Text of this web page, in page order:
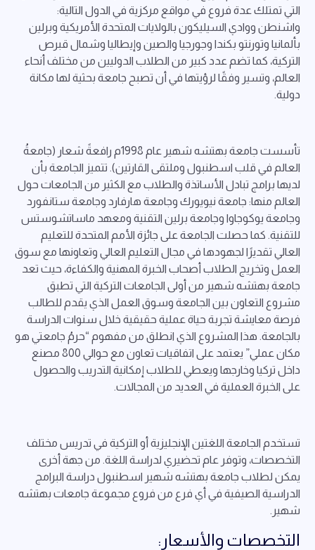
التي تمتلك عدة فروع في مواقع مركزية في الدول التالية:
واشنطن ووادي السيليكون بالولايات المتحدة الأمريكية وبرلين
بألمانيا وتورنتو بكندا وجورجيا والصين وإيطاليا وشمال قبرص
التركية، كما تضم عدد كبير من الطلاب الدوليين من مختلف أنحاء
العالم، وتسير وفقًا لرؤيتها في أن تصبح جامعة بحثية لها مكانة
دولية.
تأسست جامعة بهتشه شهير عام 1998م رافعةً شعار (جامعةُ
العالم في قلب اسطنبول وملتقى القارتين). تتميز الجامعة بأن
لديها برامج تبادل الأساتذة والطلاب مع الكثير من الجامعات حول
العالم منها: جامعة نيويورك وجامعة هارفارد وجامعة ستانفورد
وجامعة يوكوجاوا وجامعة برلين التقنية ومعهد ماساتشوستس
للتقنية. كما حصلت الجامعة على جائزة الأمم المتحدة للتعليم
العالي تقديرًا لجهودها في مجال التعليم العالي وتعاونها مع سوق
العمل وتخريج الطلاب أصحاب الخبرة المهنية والكفاءة، حيث تعد
جامعة بهتشه شهير من أولى الجامعات التركية التي تطبق
مشروع التعاون بين الجامعة وسوق العمل الذي يقدم للطالب
فرصة معايشة تجربة حياة عملية حقيقية خلال سنوات الدراسة
بالجامعة. هذا المشروع الذي انطلق من مفهوم “حرمُ جامعتي هو
مكان عملي” يعتمد على اتفاقيات تعاون مع حوالي 800 مصنع
داخل تركيا وخارجها ويعطي للطلاب إمكانية التدريب والحصول
على الخبرة العملية في العديد من المجالات.
تستخدم الجامعة اللغتين الإنجليزية أو التركية في تدريس مختلف
التخصصات، وتوفر عام تحضيري لدراسة اللغة. من جهة أخرى
يمكن لطلاب جامعة بهتشه شهير اسطنبول دراسة البرامج
الدراسية الصيفية في أي فرع من فروع مجموعة جامعات بهتشه
شهير.
التخصصات والأسعار: